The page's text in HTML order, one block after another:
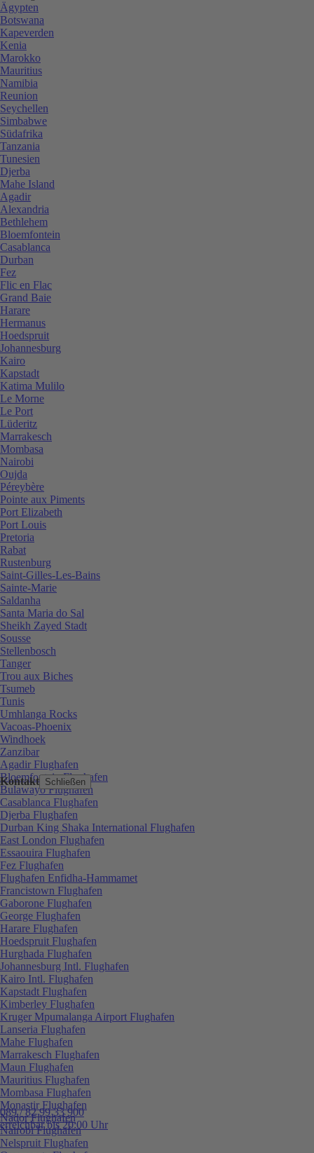
Kontakt Schließen
089 / 82 99 33 900
erreichbar bis 20:00 Uhr
Ägypten
Botswana
Kapeverden
Kenia
Marokko
Mauritius
Namibia
Reunion
Seychellen
Simbabwe
Südafrika
Tanzania
Tunesien
Djerba
Mahe Island
Agadir
Alexandria
Bethlehem
Bloemfontein
Casablanca
Durban
Fez
Flic en Flac
Grand Baie
Harare
Hermanus
Hoedspruit
Johannesburg
Kairo
Kapstadt
Katima Mulilo
Le Morne
Le Port
Lüderitz
Marrakesch
Mombasa
Nairobi
Oujda
Péreybère
Pointe aux Piments
Port Elizabeth
Port Louis
Pretoria
Rabat
Rustenburg
Saint-Gilles-Les-Bains
Sainte-Marie
Saldanha
Santa Maria do Sal
Sheikh Zayed Stadt
Sousse
Stellenbosch
Tanger
Trou aux Biches
Tsumeb
Tunis
Umhlanga Rocks
Vacoas-Phoenix
Windhoek
Zanzibar
Agadir Flughafen
Bloemfontein Flughafen
Bulawayo Flughafen
Casablanca Flughafen
Djerba Flughafen
Durban King Shaka International Flughafen
East London Flughafen
Essaouira Flughafen
Fez Flughafen
Flughafen Enfidha-Hammamet
Francistown Flughafen
Gaborone Flughafen
George Flughafen
Harare Flughafen
Hoedspruit Flughafen
Hurghada Flughafen
Johannesburg Intl. Flughafen
Kairo Intl. Flughafen
Kapstadt Flughafen
Kimberley Flughafen
Kruger Mpumalanga Airport Flughafen
Lanseria Flughafen
Mahe Flughafen
Marrakesch Flughafen
Maun Flughafen
Mauritius Flughafen
Mombasa Flughafen
Monastir Flughafen
Nador Flughafen
Nairobi Flughafen
Nelspruit Flughafen